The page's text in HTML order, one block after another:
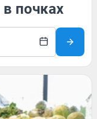
почках